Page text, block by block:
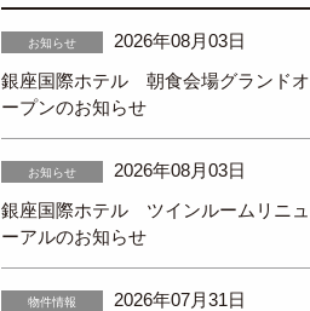
お知らせ
2026年08月03日
銀座国際ホテル 朝食会場グランドオ
ープンのお知らせ
お知らせ
2026年08月03日
銀座国際ホテル ツインルームリニュ
ーアルのお知らせ
物件情報
2026年07月31日